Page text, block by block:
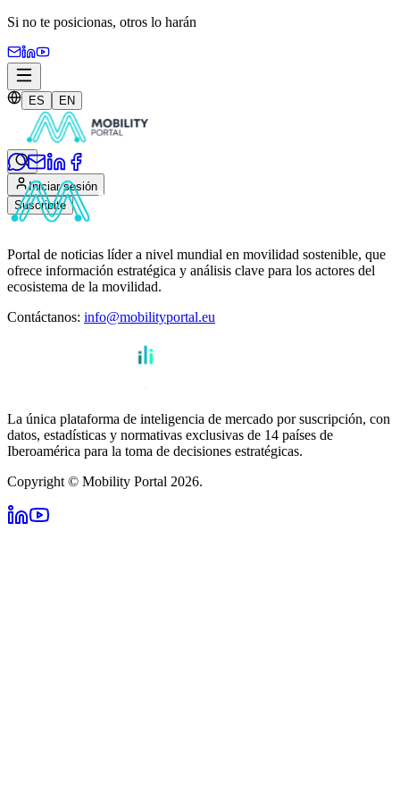
Si no te posicionas, otros lo harán
ES EN
Iniciar sesión
Suscribite
Portal de noticias líder a nivel mundial en movilidad sostenible, que
ofrece información estratégica y análisis clave para los actores del
ecosistema de la movilidad.
Contáctanos: info@mobilityportal.eu
La única plataforma de inteligencia de mercado por suscripción, con
datos, estadísticas y normativas exclusivas de 14 países de
Iberoamérica para la toma de decisiones estratégicas.
Copyright © Mobility Portal 2026.